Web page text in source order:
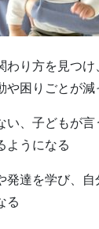
わり方を見つ
や困りごとが減
い、子どもが言
ようになる
発達を学び、
る